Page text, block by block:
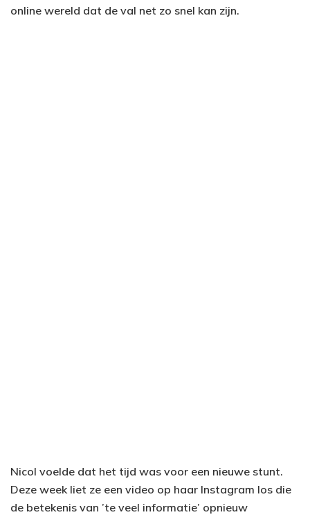
online wereld dat de val net zo snel kan zijn.
Nicol voelde dat het tijd was voor een nieuwe stunt.
Deze week liet ze een video op haar Instagram los die
de betekenis van ’te veel informatie’ opnieuw